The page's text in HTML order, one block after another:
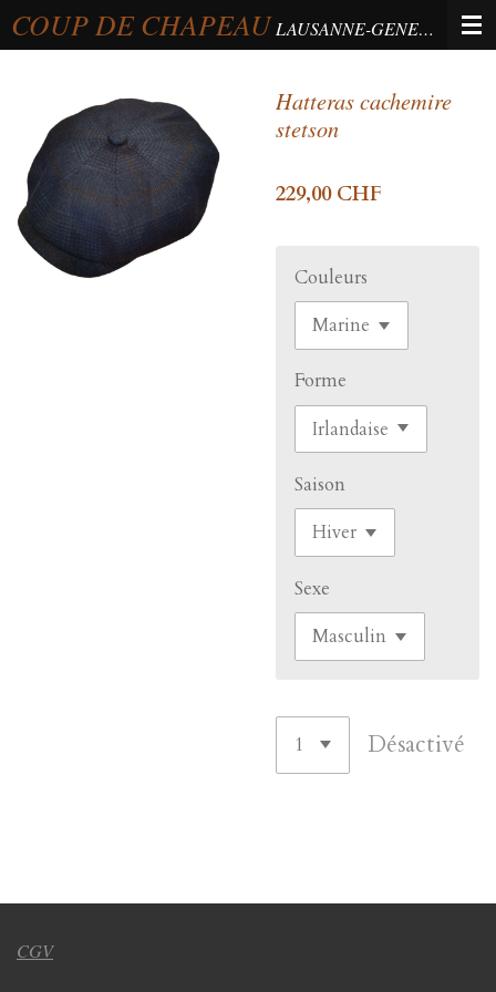
Passer
au
principal
COUP DE CHAPEAU LAUSANNE-GENEVA-BERNE
Hatteras cachemire
stetson
229,00 CHF
Couleurs
Forme
Saison
Sexe
Désactivé
CGV